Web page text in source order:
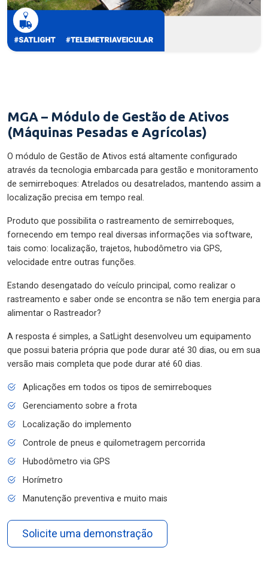
MGA – Módulo de Gestão de Ativos
(Máquinas Pesadas e Agrícolas)
O módulo de Gestão de Ativos está altamente configurado
através da tecnologia embarcada para gestão e monitoramento
de semirreboques: Atrelados ou desatrelados, mantendo assim a
localização precisa em tempo real.
Produto que possibilita o rastreamento de semirreboques,
fornecendo em tempo real diversas informações via software,
tais como: localização, trajetos, hubodômetro via GPS,
velocidade entre outras funções.
Estando desengatado do veículo principal, como realizar o
rastreamento e saber onde se encontra se não tem energia para
alimentar o Rastreador?
A resposta é simples, a SatLight desenvolveu um equipamento
que possui bateria própria que pode durar até 30 dias, ou em sua
versão mais completa que pode durar até 60 dias.
Aplicações em todos os tipos de semirreboques
Gerenciamento sobre a frota
Localização do implemento
Controle de pneus e quilometragem percorrida
Hubodômetro via GPS
Horímetro
Manutenção preventiva e muito mais
Solicite uma demonstração